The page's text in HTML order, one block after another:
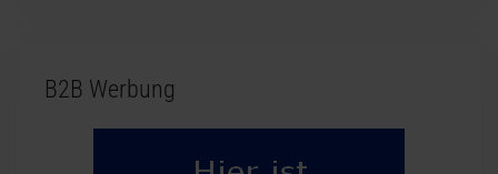
B2B Werbung